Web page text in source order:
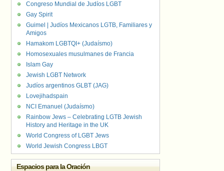
Congreso Mundial de Judíos LGBT
Gay Spirit
Guimel | Judíos Mexicanos LGTB, Familiares y
Amigos
Hamakom LGBTQI+ (Judaísmo)
Homosexuales musulmanes de Francia
Islam Gay
Jewish LGBT Network
Judíos argentinos GLBT (JAG)
Lovejihadspain
NCI Emanuel (Judaísmo)
Rainbow Jews – Celebrating LGTB Jewish
History and Heritage in the UK
World Congress of LGBT Jews
World Jewish Congress LBGT
Espacios para la Oración